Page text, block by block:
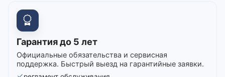
Гарантия до 5 лет
Официальные обязательства и сервисная
поддержка. Быстрый выезд на гарантийные заявки.